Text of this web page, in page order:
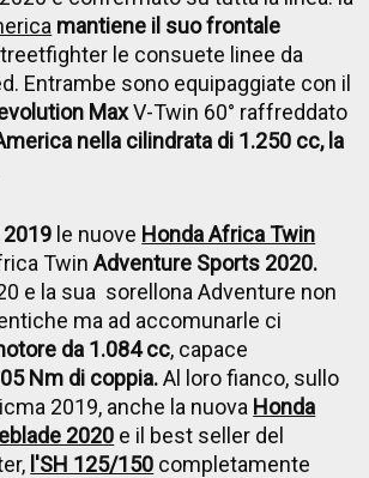
mantiene il suo frontale
le consuete linee da
Entrambe sono equipaggiate con il
MaxV-Twin 60° raffreddato
nella cilindrata di 1.250 cc, la
le nuove Honda Africa Twin
TwinAdventure Sports 2020.
e la sua sorellona Adventure non
ma ad accomunarle ci
da 1.084 cc, capace
Nm di coppia.Al loro fianco, sullo
2019, anche la nuova Honda
2020 e il best seller del
l'SH 125/150 completamente